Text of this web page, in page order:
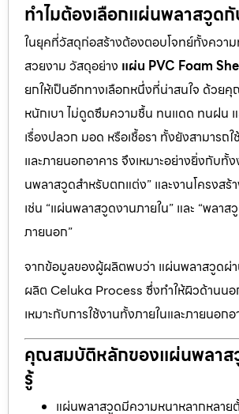
ทำไมต้องเลือกแผ่นพลาสวูดกั
ในยุคที่วัสดุก่อสร้างต้องตอบโจทย์ทั้งควา
สวยงาม วัสดุอย่าง แผ่น PVC Foam
ยกให้เป็นอีกทางเลือกหนึ่งที่น่าสนใจ ด้วย
หนักเบา ไม่ดูดซึมความชื้น ทนแดด ทนฝน
เรื่องปลวก มอด หรือเชื้อรา ทั้งยังสามารถใ
และภายนอกอาคาร จึงเหมาะอย่างยิ่งกับทั้
นพลาสวูดสำหรับตกแต่ง” และงานโครงสร้
เช่น “แผ่นพลาสวูดงานภายใน” และ “พลาส
ภายนอก”
จากข้อมูลของผู้ผลิตพบว่า แผ่นพลาสวูดผ่
ผลิต Celuka Process ซึ่งทำให้ผิวด้านนอ
เหมาะกับการใช้งานทั้งภายในและภายนอก
คุณสมบัติหลักของแผ่นพลา
รู้
แผ่นพลาสวูดมีความหนาหลากหลาย